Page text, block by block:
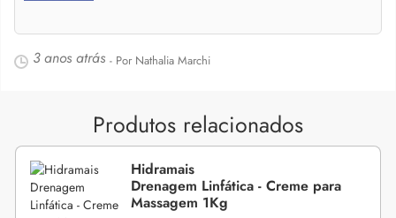
3 anos atrás - Por Nathalia Marchi
Produtos relacionados
Hidramais
Drenagem Linfática - Creme para
Massagem 1Kg